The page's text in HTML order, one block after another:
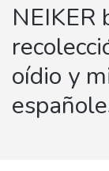
NEIKER
oídio y